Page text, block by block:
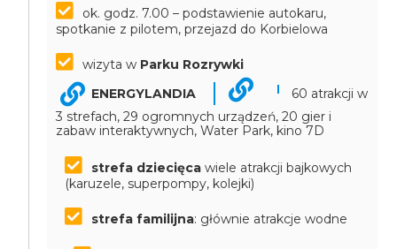
ok. godz. 7.00 – podstawienie autokaru,
spotkanie z pilotem, przejazd do Korbielowa
wizyta w Parku Rozrywki
ENERGYLANDIA
60 atrakcji w
3 strefach, 29 ogromnych urządzeń, 20 gier i
zabaw interaktywnych, Water Park, kino 7D
strefa dziecięca wiele atrakcji bajkowych
(karuzele, superpompy, kolejki)
strefa familijna: głównie atrakcje wodne